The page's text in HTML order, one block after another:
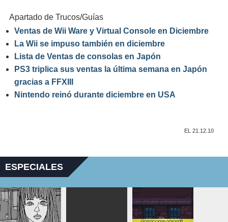
Apartado de Trucos/Guías
Ventas de Wii Ware y Virtual Console en Diciembre
La Wii se impuso también en diciembre
Lista de Ventas de consolas en Japón
PS3 triplica sus ventas la última semana en Japón
gracias a FFXIII
Nintendo reinó durante diciembre en USA
EL 21.12.10
ESPECIALES